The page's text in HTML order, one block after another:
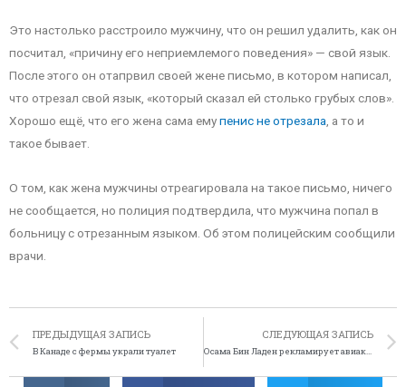
Это настолько расстроило мужчину, что он решил удалить, как он
посчитал, «причину его неприемлемого поведения» — свой язык.
После этого он отапрвил своей жене письмо, в котором написал,
что отрезал свой язык, «который сказал ей столько грубых слов».
Хорошо ещё, что его жена сама емупенис не отрезала , а то и
такое бывает.
О том, как жена мужчины отреагировала на такое письмо, ничего
не сообщается, но полиция подтвердила, что мужчина попал в
больницу с отрезанным языком. Об этом полицейским сообщили
врачи.
ПРЕДЫДУЩАЯ ЗАПИСЬ
В Канаде с фермы украли туалет
СЛЕДУЮЩАЯ ЗАПИСЬ
Осама Бин Ладен рекламирует авиакомпанию «British Airways»